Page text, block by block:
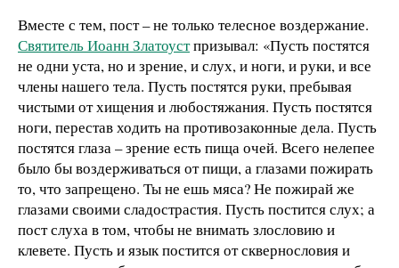
Вместе с тем, пост – не только телесное воздержание.
Святитель Иоанн Златоустпризывал: «Пусть постятся
не одни уста, но и зрение, и слух, и ноги, и руки, и все
члены нашего тела. Пусть постятся руки, пребывая
чистыми от хищения и любостяжания. Пусть постятся
ноги, перестав ходить на противозаконные дела. Пусть
постятся глаза – зрение есть пища очей. Всего нелепее
было бы воздерживаться от пищи, а глазами пожирать
то, что запрещено. Ты не ешь мяса? Не пожирай же
глазами своими сладострастия. Пусть постится слух; а
пост слуха в том, чтобы не внимать злословию и
клевете. Пусть и язык постится от сквернословия и